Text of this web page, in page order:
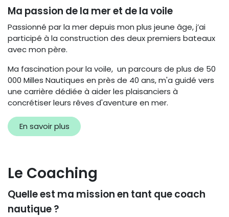
Ma passion de la mer et de la voile
Passionné par la mer depuis mon plus jeune âge, j’ai
participé à la construction des deux premiers bateaux
avec mon père.
Ma fascination pour la voile, un parcours de plus de 50
000 Milles Nautiques en près de 40 ans, m'a guidé vers
une carrière dédiée à aider les plaisanciers à
concrétiser leurs rêves d'aventure en mer.
En savoir plus
Le Coaching
Quelle est ma mission en tant que coach
nautique ?